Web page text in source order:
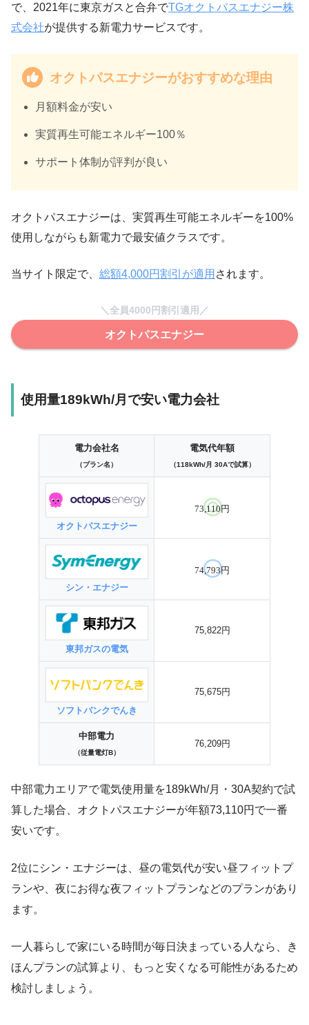
で、2021年に東京ガスと合弁でTGオクトパスエナジー株
式会社が提供する新電力サービスです。
オクトパスエナジーがおすすめな理由
月額料金が安い
実質再生可能エネルギー100％
サポート体制が評判が良い
オクトパスエナジーは、実質再生可能エネルギーを100%
使用しながらも新電力で最安値クラスです。
当サイト限定で、 総額4,000円割引が適用 されます。
＼全員4000円割引適用／
オクトパスエナジー
使用量189kWh/月で安い電力会社
電力会社名
（プラン名）
電気代年額
（118kWh/月 30Aで試算）
オクトパスエナジー
73,110円
シン・エナジー
74,793円
東邦ガスの電気
75,822円
ソフトバンクでんき
75,675円
中部電力
（従量電灯B）
76,209円
中部電力エリアで電気使用量を189kWh/月・30A契約で試
算した場合、オクトパスエナジーが年額73,110円で一番
安いです。
2位にシン・エナジーは、昼の電気代が安い昼フィットプ
ランや、夜にお得な夜フィットプランなどのプランがあり
ます。
一人暮らしで家にいる時間が毎日決まっている人なら、き
ほんプランの試算より、もっと安くなる可能性があるため
検討しましょう。